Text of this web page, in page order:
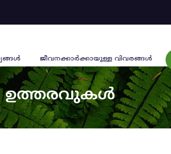
ജീവനക്കാര്‍ക്കായുള്ള വിവരങ്ങള്‍
ഉത്തരവുകൾ